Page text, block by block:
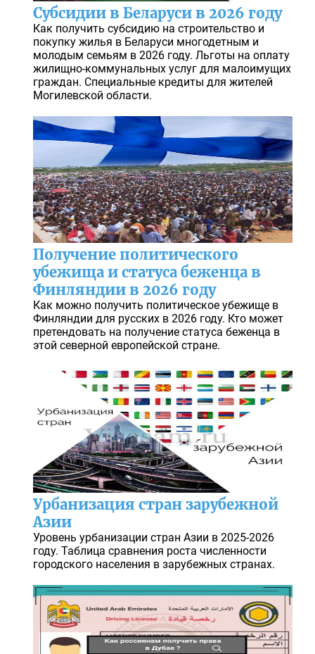
Субсидии в Беларуси в 2026 году
Как получить субсидию на строительство и
покупку жилья в Беларуси многодетным и
молодым семьям в 2026 году. Льготы на оплату
жилищно-коммунальных услуг для малоимущих
граждан. Специальные кредиты для жителей
Могилевской области.
Получение политического
убежища и статуса беженца в
Финляндии в 2026 году
Как можно получить политическое убежище в
Финляндии для русских в 2026 году. Кто может
претендовать на получение статуса беженца в
этой северной европейской стране.
Урбанизация стран зарубежной
Азии
Уровень урбанизации стран Азии в 2025-2026
году. Таблица сравнения роста численности
городского населения в зарубежных странах.